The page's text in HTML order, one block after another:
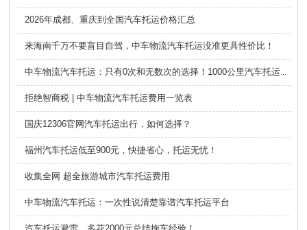
2026年成都、重庆到全国汽车托运价格汇总
来海南千万不要盲目自驾，中车物流汽车托运没准更具性价比！
中车物流汽车托运：只有0次和无数次的选择！1000公里汽车托运价格一览表大放送！
拒绝智商税 | 中车物流汽车托运费用一览表
国庆12306官网汽车托运出行，如何选择？
福州汽车托运低至900元，快捷省心，托运无忧！
收集全网 超全旅游城市汽车托运费用
中车物流汽车托运：一次性说清楚靠谱汽车托运平台